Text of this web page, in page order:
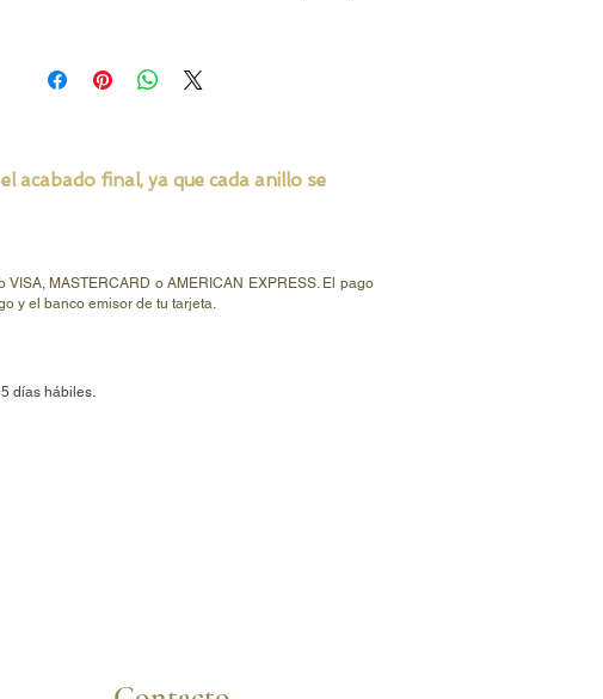
acabado final, ya que cada anillo se
MASTERCARD o AMERICAN EXPRESS. El pago
y el banco emisor de tu tarjeta.
días hábiles.